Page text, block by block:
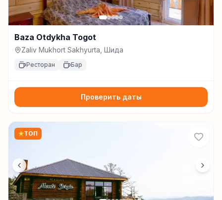
Baza Otdykha Togot
Zaliv Mukhort Sakhyurta, Шида
Ресторан Бар
Проверить даты
★ТОП